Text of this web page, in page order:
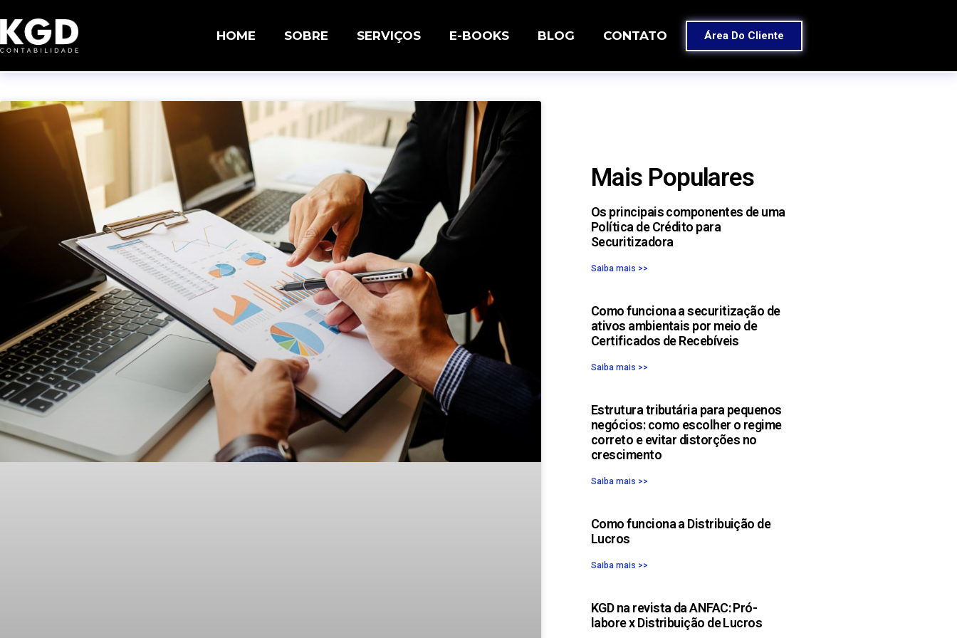
HOME SOBRE SERVIÇOS E-BOOKS BLOG CONTATO Área Do Cliente
Mais Populares
Os principais componentes de uma
Política de Crédito para
Securitizadora
Saiba mais >>
Como funciona a securitização de
ativos ambientais por meio de
Certificados de Recebíveis
Saiba mais >>
Estrutura tributária para pequenos
negócios: como escolher o regime
correto e evitar distorções no
crescimento
Saiba mais >>
Como funciona a Distribuição de
Lucros
Saiba mais >>
KGD na revista da ANFAC: Pró-
labore x Distribuição de Lucros